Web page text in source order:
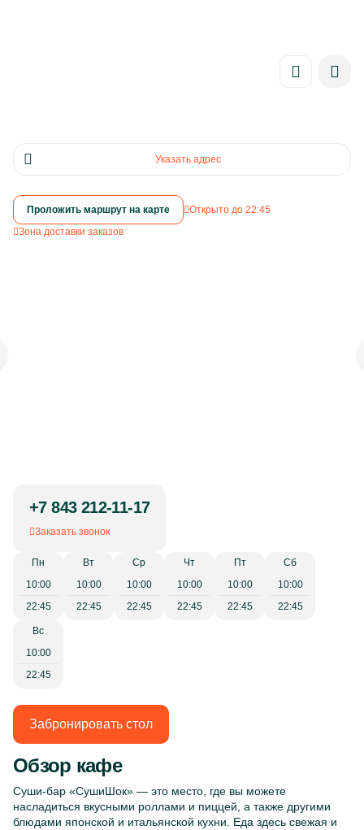
Указать адрес
Проложить маршрут на карте
Открыто до 22:45
Зона доставки заказов
+7 843 212-11-17
Заказать звонок
Пн
10:00
22:45
Вт
10:00
22:45
Ср
10:00
22:45
Чт
10:00
22:45
Пт
10:00
22:45
Сб
10:00
22:45
Вс
10:00
22:45
Забронировать стол
Обзор кафе
Суши-бар «СушиШок» — это место, где вы можете
насладиться вкусными роллами и пиццей, а также другими
блюдами японской и итальянской кухни. Еда здесь свежая и